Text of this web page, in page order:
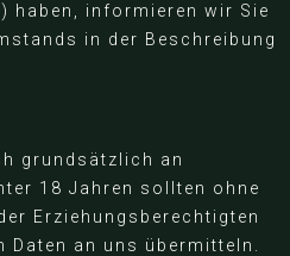
haben, informieren wir Sie
in der Beschreibung
grundsätzlich an
18 Jahren sollten ohne
Erziehungsberechtigten
Daten an uns übermitteln.